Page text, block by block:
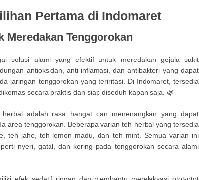
Pertama di Indomaret
Meredakan Tenggorokan
solusi alami yang efektif untuk meredakan gejala sakit
antioksidan, anti-inflamasi, dan antibakteri yang dapat
jaringan tenggorokan yang teriritasi. Di Indomaret, tersedia
secara praktis dan siap diseduh kapan saja. 🌿
adalah rasa hangat dan menenangkan yang dapat
area tenggorokan. Beberapa varian teh herbal yang tersedia
teh jahe, teh lemon madu, dan teh mint. Semua varian ini
nyeri, gatal, dan kering pada tenggorokan secara alami